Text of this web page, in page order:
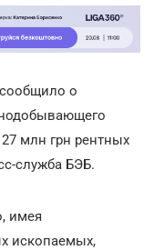
о
млн грн рентных
служба БЭБ.
имея
ископаемых,